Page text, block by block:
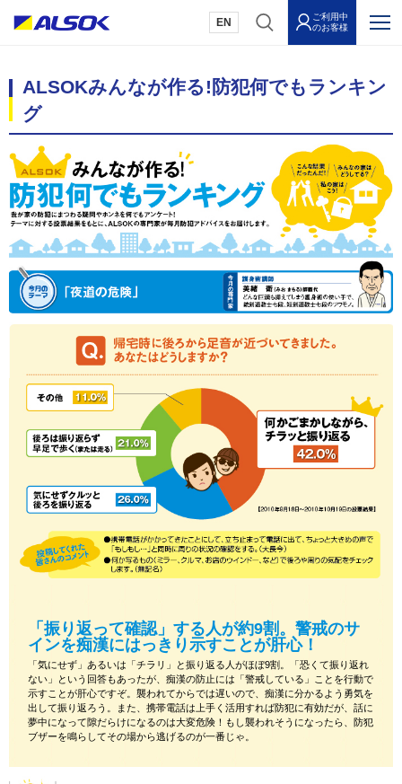
EN
ご利用中
のお客様
ALSOKみんなが作る!防犯何でもランキン
グ
「振り返って確認」する人が約9割。警戒のサ
インを痴漢にはっきり示すことが肝心！
「気にせず」あるいは「チラリ」と振り返る人がほぼ9割。「恐くて振り返れ
ない」という回答もあったが、痴漢の防止には「警戒している」ことを行動で
示すことが肝心ですぞ。襲われてからでは遅いので、痴漢に分かるよう勇気を
出して振り返ろう。また、携帯電話は上手く活用すれば防犯に有効だが、話に
夢中になって隙だらけになるのは大変危険！もし襲われそうになったら、防犯
ブザーを鳴らしてその場から逃げるのが一番じゃ。